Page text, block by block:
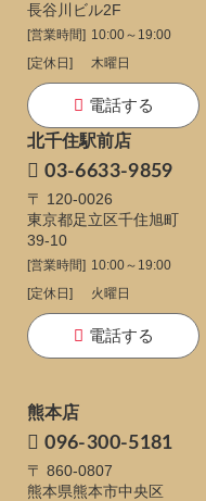
長谷川ビル2F
[営業時間] 10:00～19:00
[定休日]
木曜日
電話する
北千住駅前店
03-6633-9859
〒 120-0026
東京都足立区千住旭町
39-10
[営業時間] 10:00～19:00
[定休日]
火曜日
電話する
熊本店
096-300-5181
〒 860-0807
熊本県熊本市中央区